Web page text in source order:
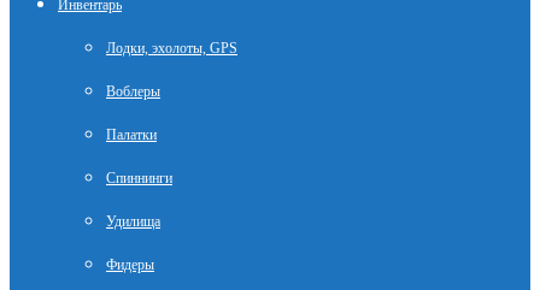
Инвентарь
Лодки, эхолоты, GPS
Воблеры
Палатки
Спиннинги
Удилища
Фидеры